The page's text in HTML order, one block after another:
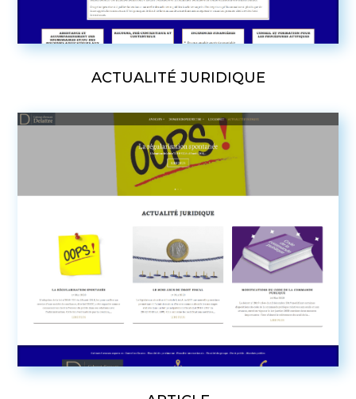
ACTUALITÉ JURIDIQUE